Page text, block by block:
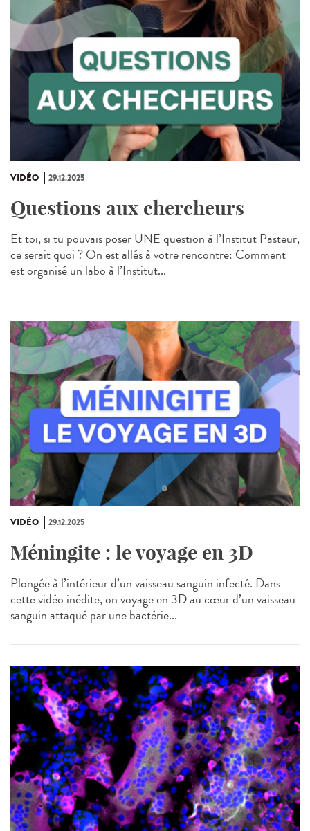
VIDÉO 29.12.2025
Questions aux chercheurs
Et toi, si tu pouvais poser UNE question à l’Institut Pasteur,
ce serait quoi ? On est allés à votre rencontre: Comment
est organisé un labo à l’Institut...
VIDÉO 29.12.2025
Méningite : le voyage en 3D
Plongée à l’intérieur d’un vaisseau sanguin infecté. Dans
cette vidéo inédite, on voyage en 3D au cœur d’un vaisseau
sanguin attaqué par une bactérie...